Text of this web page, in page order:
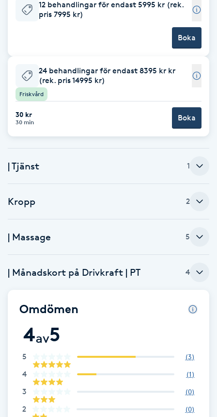
Babylights
Bambumassage
Barber
Barnklippning
Bottenfärg
Brynformning
Bröllopsuppsättning
Celluliter
Coachning
Color correction
12 behandlingar för endast 5995 kr (rek.
pris 7995 kr)
Boka
24 behandlingar för endast 8395 kr kr
(rek. pris 14995 kr)
Friskvård
30 kr
30 min Boka
| Tjänst 1
Kropp 2
| Massage 5
| Månadskort på Drivkraft | PT 4
Omdömen
4av5
5 (3)
4 (1)
3 (0)
2 (0)